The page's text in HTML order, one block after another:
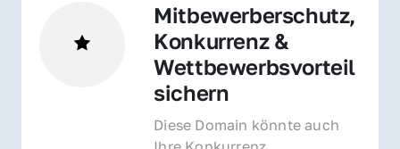
Mitbewerberschutz,
Konkurrenz &
Wettbewerbsvorteil
sichern
Diese Domain könnte auch